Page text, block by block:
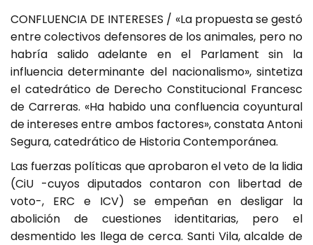
CONFLUENCIA DE INTERESES / «La propuesta se gestó
entre colectivos defensores de los animales, pero no
habría salido adelante en el Parlament sin la
influencia determinante del nacionalismo», sintetiza
el catedrático de Derecho Constitucional Francesc
de Carreras. «Ha habido una confluencia coyuntural
de intereses entre ambos factores», constata Antoni
Segura, catedrático de Historia Contemporánea.
Las fuerzas políticas que aprobaron el veto de la lidia
(CiU -cuyos diputados contaron con libertad de
voto-, ERC e ICV) se empeñan en desligar la
abolición de cuestiones identitarias, pero el
desmentido les llega de cerca. Santi Vila, alcalde de